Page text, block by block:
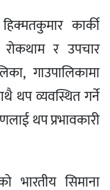
कार्की
रोकथाम र उपचार
गाउपालिकामा
थप व्यवस्थित गर्ने
थप प्रभावकारी
भारतीय सिमाना